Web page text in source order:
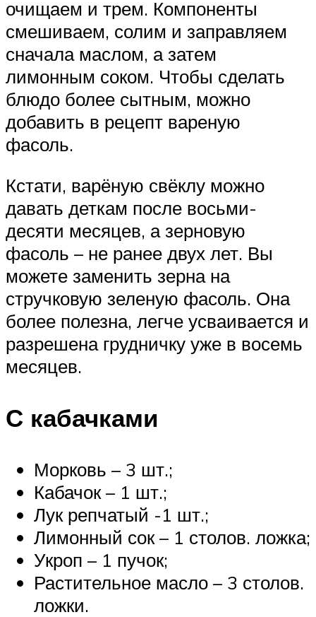
очищаем и трем. Компоненты
смешиваем, солим и заправляем
сначала маслом, а затем
лимонным соком. Чтобы сделать
блюдо более сытным, можно
добавить в рецепт вареную
фасоль.
Кстати, варёную свёклу можно
давать деткам после восьми-
десяти месяцев, а зерновую
фасоль – не ранее двух лет. Вы
можете заменить зерна на
стручковую зеленую фасоль. Она
более полезна, легче усваивается и
разрешена грудничку уже в восемь
месяцев.
С кабачками
Морковь – 3 шт.;
Кабачок – 1 шт.;
Лук репчатый -1 шт.;
Лимонный сок – 1 столов. ложка;
Укроп – 1 пучок;
Растительное масло – 3 столов.
ложки.